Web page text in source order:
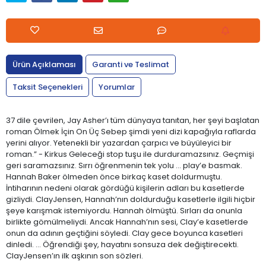
Ürün Açıklaması
Garanti ve Teslimat
Taksit Seçenekleri
Yorumlar
37 dile çevrilen, Jay Asher’ı tüm dünyaya tanıtan, her şeyi başlatan
roman Ölmek İçin On Üç Sebep şimdi yeni dizi kapağıyla raflarda
yerini alıyor. Yetenekli bir yazardan çarpıcı ve büyüleyici bir
roman.” - Kirkus Geleceği stop tuşu ile durduramazsınız. Geçmişi
geri saramazsınız. Sırrı öğrenmenin tek yolu ... play’e basmak.
Hannah Baker ölmeden önce birkaç kaset doldurmuştu.
İntiharının nedeni olarak gördüğü kişilerin adları bu kasetlerde
gizliydi. ClayJensen, Hannah’nın doldurduğu kasetlerle ilgili hiçbir
şeye karışmak istemiyordu. Hannah ölmüştü. Sırları da onunla
birlikte gömülmeliydi. Ancak Hannah’nın sesi, Clay’e kasetlerde
onun da adının geçtiğini söyledi. Clay gece boyunca kasetleri
dinledi. ... Öğrendiği şey, hayatını sonsuza dek değiştirecekti.
ClayJensen’ın ilk aşkının son sözleri.